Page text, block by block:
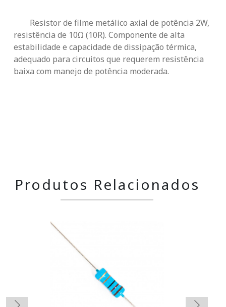
resistência de 10Ω (10R). Componente de alta
estabilidade e capacidade de dissipação térmica,
adequado para circuitos que requerem resistência
baixa com manejo de potência moderada.
Produtos Relacionados